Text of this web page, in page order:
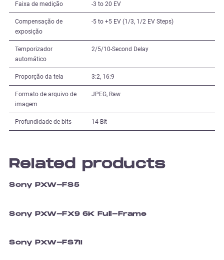
Faixa de medição -3 to 20 EV
Compensação de
exposição
-5 to +5 EV (1/3, 1/2 EV Steps)
Temporizador
automático
2/5/10-Second Delay
Proporção da tela 3:2, 16:9
Formato de arquivo de
imagem
JPEG, Raw
Profundidade de bits 14-Bit
Related products
Sony PXW-FS5
Sony PXW-FX9 6K Full-Frame
Sony PXW-FS7II